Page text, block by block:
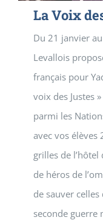
La Voix
Du 21 janvier
Levallois
français pour
voix des Justes
parmi les
avec vos élèves
grilles de
de héros de
de sauver
seconde guerre